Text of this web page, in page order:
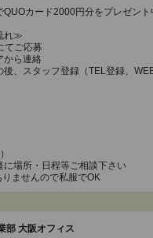
カード2000円分をプレゼン
れ≫
てご応募
から連絡
、スタッフ登録（TEL登録、
場所・日程等ご相談下さい
ませんので私服でOK
部 大阪オフィス